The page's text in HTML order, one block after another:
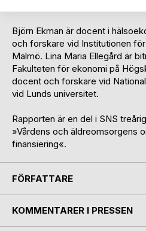
Björn Ekman är docent i
och forskare vid Institutionen
Malmö. Lina Maria Ellegård är
Fakulteten för ekonomi på
docent och forskare vid
vid Lunds universitet.
Rapporten är en del i SNS
»Vårdens och äldreomsorgens
finansiering«.
FÖRFATTARE
KOMMENTARER I PRESSEN